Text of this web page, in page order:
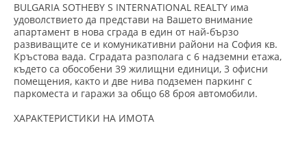
BULGARIA SOTHEBY S INTERNATIONAL REALTY има
удоволствието да представи на Вашето внимание
апартамент в нова сграда в един от най-бързо
развиващите се и комуникативни райони на София кв.
Кръстова вада. Сградата разполага с 6 надземни етажа,
където са обособени 39 жилищни единици, 3 офисни
помещения, както и две нива подземен паркинг с
паркоместа и гаражи за общо 68 броя автомобили.
ХАРАКТЕРИСТИКИ НА ИМОТА